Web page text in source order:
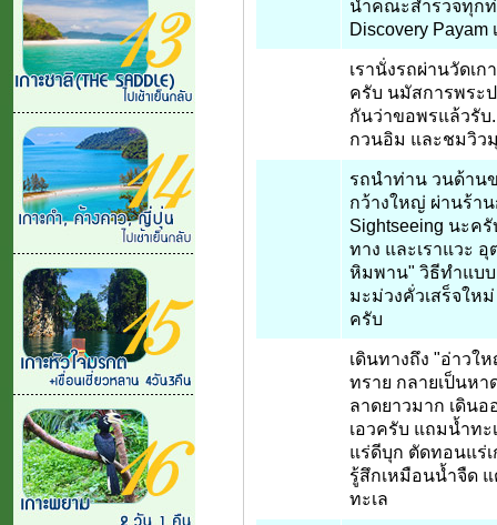
นำคณะสำรวจทุกท่
Discovery Payam
เรานั่งรถผ่านวัดเ
ครับ นมัสการพระ
กันว่าขอพรแล้วรับ
กวนอิม และชมวิว
รถนำท่าน วนด้าน
กว้างใหญ่ ผ่านร้า
Sightseeing นะค
ทาง และเราแวะ
หิมพาน" วิธีทำแบ
มะม่วงคั่วเสร็จให
ครับ
เดินทางถึง "อ่าวใ
ทราย กลายเป็นห
ลาดยาวมาก เดินอ
เอวครับ แถมน้ำทะ
แร่ดีบุก ตัดทอนแร่
รู้สึกเหมือนน้ำจืด
ทะเล